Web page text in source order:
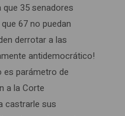
35 senadores
67 no puedan
derrotar a las
antidemocrático!
es parámetro de
a la Corte
castrarle sus